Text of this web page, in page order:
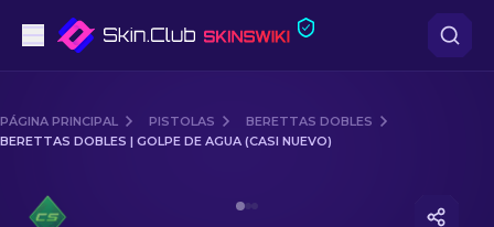
Gama media
PÁGINA PRINCIPAL PISTOLAS
BERETTAS DOBLES
BERETTAS DOBLES | GOLPE DE AGUA (CASI NUEVO)